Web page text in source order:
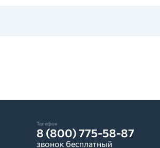
Телефон
8 (800) 775-58-87
звонок бесплатный